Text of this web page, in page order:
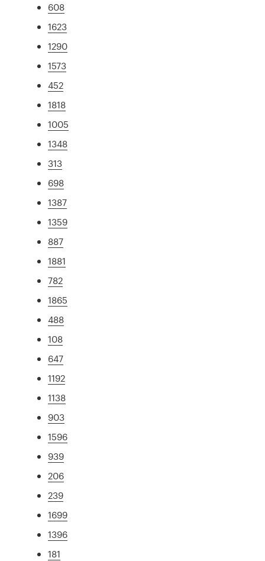
608
1623
1290
1573
452
1818
1005
1348
313
698
1387
1359
887
1881
782
1865
488
108
647
1192
1138
903
1596
939
206
239
1699
1396
181